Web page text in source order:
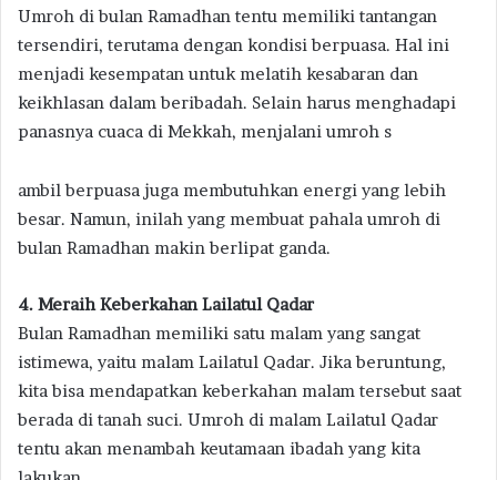
Umroh di bulan Ramadhan tentu memiliki tantangan
tersendiri, terutama dengan kondisi berpuasa. Hal ini
menjadi kesempatan untuk melatih kesabaran dan
keikhlasan dalam beribadah. Selain harus menghadapi
panasnya cuaca di Mekkah, menjalani umroh s
ambil berpuasa juga membutuhkan energi yang lebih
besar. Namun, inilah yang membuat pahala umroh di
bulan Ramadhan makin berlipat ganda.
4. Meraih Keberkahan Lailatul Qadar
Bulan Ramadhan memiliki satu malam yang sangat
istimewa, yaitu malam Lailatul Qadar. Jika beruntung,
kita bisa mendapatkan keberkahan malam tersebut saat
berada di tanah suci. Umroh di malam Lailatul Qadar
tentu akan menambah keutamaan ibadah yang kita